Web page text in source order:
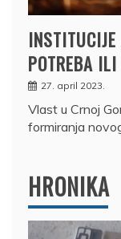
POTREBA
27. april 2023.
Vlast u Crnoj
formiranja
HRONIKA